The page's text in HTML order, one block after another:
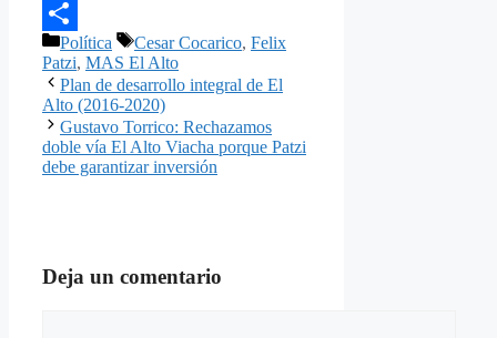
Email
Compartir
Categorías
Política Etiquetas
Cesar Cocarico, Felix
Patzi, MAS El Alto
Plan de desarrollo integral de El
Alto (2016-2020)
Gustavo Torrico: Rechazamos
doble vía El Alto Viacha porque Patzi
debe garantizar inversión
Deja un comentario